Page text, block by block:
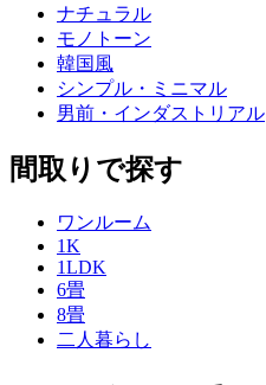
ナチュラル
モノトーン
韓国風
シンプル・ミニマル
男前・インダストリアル
間取りで探す
ワンルーム
1K
1LDK
6畳
8畳
二人暮らし